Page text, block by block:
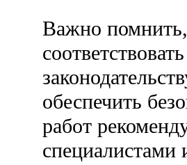
Важно
обеспечить
работ
специалистами